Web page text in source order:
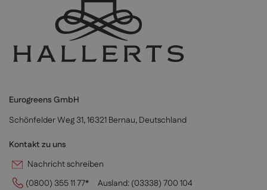
Eurogreens GmbH
Schönfelder Weg 31, 16321 Bernau, Deutschland
Kontakt zu uns
Nachricht schreiben
(0800) 355 11 77*
Ausland: (03338) 700 104